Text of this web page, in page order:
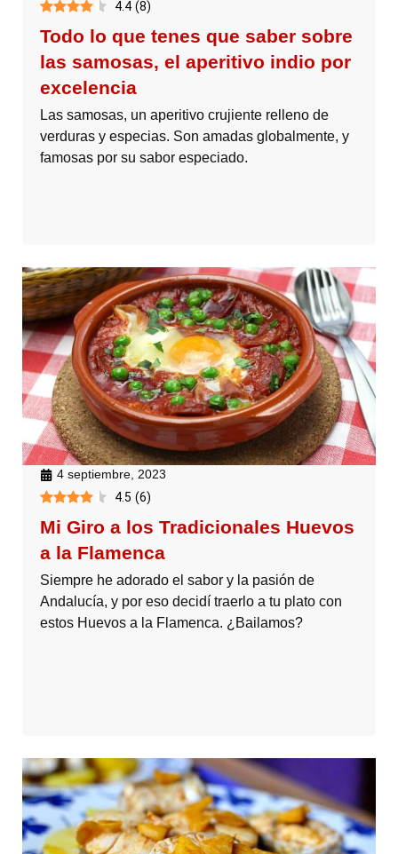
4.4 (8)
Todo lo que tenes que saber sobre
las samosas, el aperitivo indio por
excelencia
Las samosas, un aperitivo crujiente relleno de
verduras y especias. Son amadas globalmente, y
famosas por su sabor especiado.
4 septiembre, 2023
4.5 (6)
Mi Giro a los Tradicionales Huevos
a la Flamenca
Siempre he adorado el sabor y la pasión de
Andalucía, y por eso decidí traerlo a tu plato con
estos Huevos a la Flamenca. ¿Bailamos?